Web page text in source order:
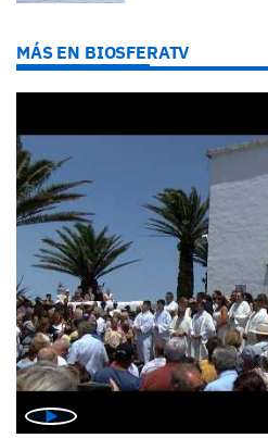
MÁS EN BIOSFERATV